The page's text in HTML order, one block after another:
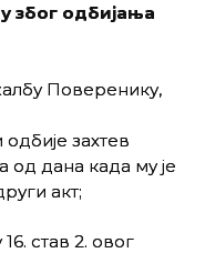
због одбијања
Поверенику,
захтев
од дана када му је
акт;
став 2. овог